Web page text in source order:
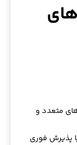
متعدد و
پذیرش فوری